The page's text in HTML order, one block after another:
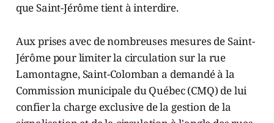
que Saint-Jérôme tient à interdire.
Aux prises avec de nombreuses mesures de Saint-
Jérôme pour limiter la circulation sur la rue
Lamontagne, Saint-Colomban a demandé à la
Commission municipale du Québec (CMQ) de lui
confier la charge exclusive de la gestion de la